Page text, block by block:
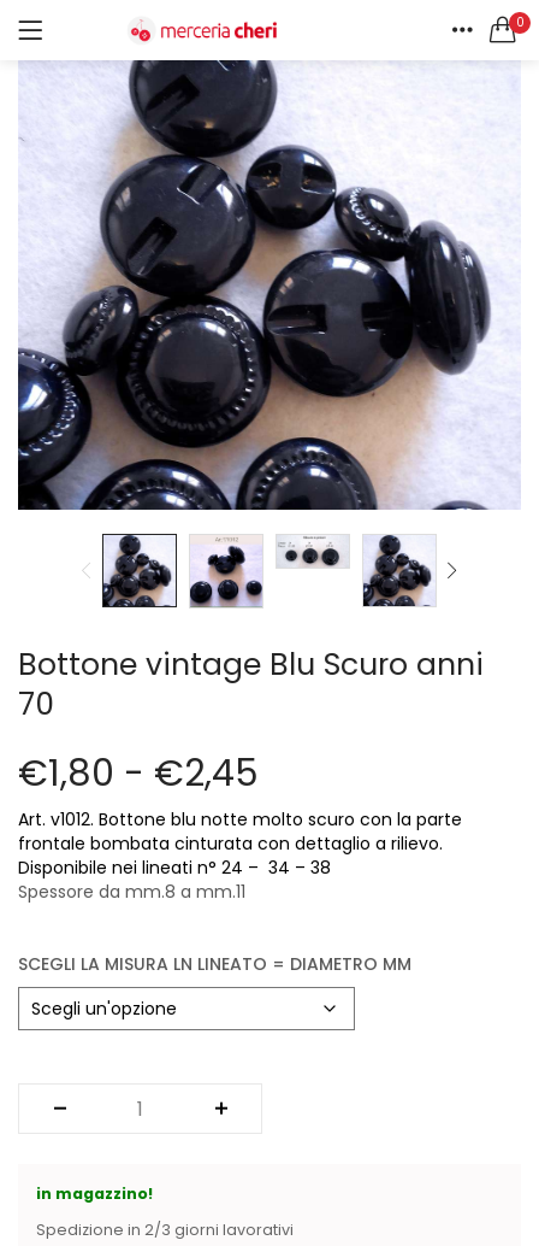
0
HOME
ACCEDI REGISTRATI
Ricordami
Password dimenticata?
Tutte le categorie
Accessori Design (56)
Accessori merceria (94)
Cesti portalavoro (8)
Aghi e spilli (24)
Applicazioni (26)
Borse (6)
Bottoni Vintage (204)
Lotti di Bottoni vintage (27)
Bottoni/alamari/automatici (46)
Alamari (5)
Calze collant donna (24)
Cerniere lampo / Zip/Fibbie (27)
Elastici (10)
filati cucirini e affini (9)
Fodere (5)
Guanti (1)
Minuterie (58)
Pizzi (11)
Prodotti per la sartoria (34)
Ricamo (119)
Canovacci Completi di Filati e Ago (24)
Sciarpe (8)
Set di Bottoni Vintage (77)
Bottone vintage Blu Scuro anni
70
€1,80 - €2,45
Art. v1012. Bottone blu notte molto scuro con la parte
frontale bombata cinturata con dettaglio a rilievo.
Disponibile nei lineati n° 24 – 34 – 38
Spessore da mm.8 a mm.11
SCEGLI LA MISURA LN LINEATO = DIAMETRO MM
in magazzino!
Spedizione in 2/3 giorni lavorativi